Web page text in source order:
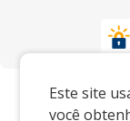
Este site
você